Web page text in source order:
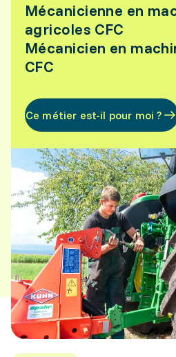
Mécanicienne en
agricoles CFC
Mécanicien en
CFC
Ce métier est-il pour moi ?